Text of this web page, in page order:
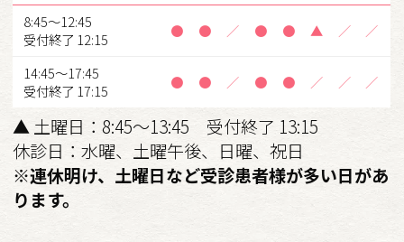
8:45～12:45
受付終了 12:15
● ● ／ ● ● ▲ ／ ／
14:45～17:45
受付終了 17:15
● ● ／ ● ● ／ ／ ／
▲ 土曜日：8:45～13:45 受付終了 13:15
休診日：水曜、土曜午後、日曜、祝日
※連休明け、土曜日など受診患者様が多い日があ
ります。